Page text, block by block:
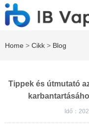
Home > Cikk > Blog
Tippek és útmutató
Idő：